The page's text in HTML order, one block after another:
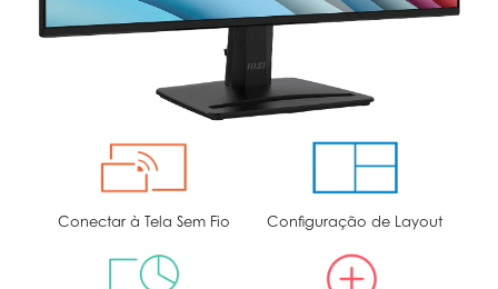
Conectar à Tela Sem Fio Configuração de Layout